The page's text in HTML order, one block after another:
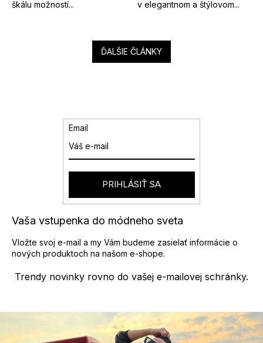
škálu možností... v elegantnom a štýlovom...
ĎALŠIE ČLÁNKY
Trendy novinky rovno do vašej e-mailovej schránky.
Vaša vstupenka do módneho sveta
Vložte svoj e-mail a my Vám budeme zasielať informácie o
nových produktoch na našom e-shope.
Email
PRIHLÁSIŤ SA